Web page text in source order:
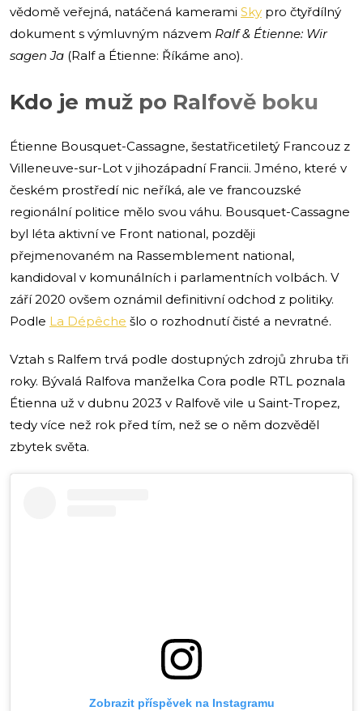
vědomě veřejná, natáčená kamerami Sky pro čtyřdílný
dokument s výmluvným názvem Ralf & Étienne: Wir
sagen Ja (Ralf a Étienne: Říkáme ano).
Kdo je muž po Ralfově boku
Étienne Bousquet-Cassagne, šestatřicetiletý Francouz z
Villeneuve-sur-Lot v jihozápadní Francii. Jméno, které v
českém prostředí nic neříká, ale ve francouzské
regionální politice mělo svou váhu. Bousquet-Cassagne
byl léta aktivní ve Front national, později
přejmenovaném na Rassemblement national,
kandidoval v komunálních i parlamentních volbách. V
září 2020 ovšem oznámil definitivní odchod z politiky.
Podle La Dépêche šlo o rozhodnutí čisté a nevratné.
Vztah s Ralfem trvá podle dostupných zdrojů zhruba tři
roky. Bývalá Ralfova manželka Cora podle RTL poznala
Étienna už v dubnu 2023 v Ralfově vile u Saint-Tropez,
tedy více než rok před tím, než se o něm dozvěděl
zbytek světa.
Zobrazit příspěvek na Instagramu